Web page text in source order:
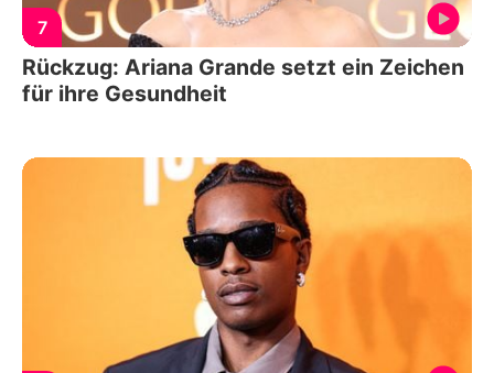
7
Rückzug: Ariana Grande setzt ein Zeichen
für ihre Gesundheit